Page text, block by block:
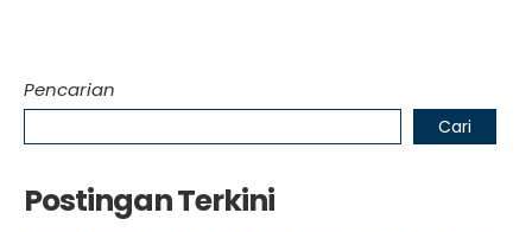
Pencarian
Cari
Postingan Terkini